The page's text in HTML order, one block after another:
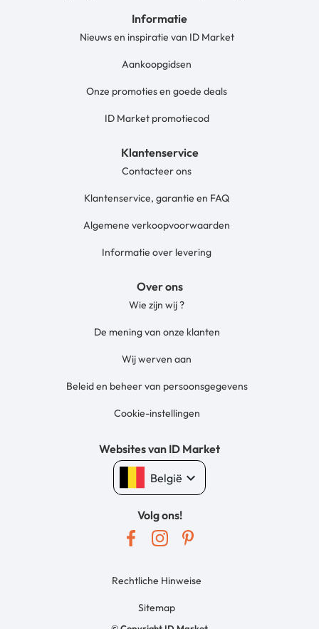
Informatie
Nieuws en inspiratie van ID Market
Aankoopgidsen
Onze promoties en goede deals
ID Market promotiecod
Klantenservice
Contacteer ons
Klantenservice, garantie en FAQ
Algemene verkoopvoorwaarden
Informatie over levering
Over ons
Wie zijn wij ?
De mening van onze klanten
Wij werven aan
Beleid en beheer van persoonsgegevens
Cookie-instellingen
Websites van ID Market
België keyboard_arrow_down
Volg ons!
Rechtliche Hinweise
Sitemap